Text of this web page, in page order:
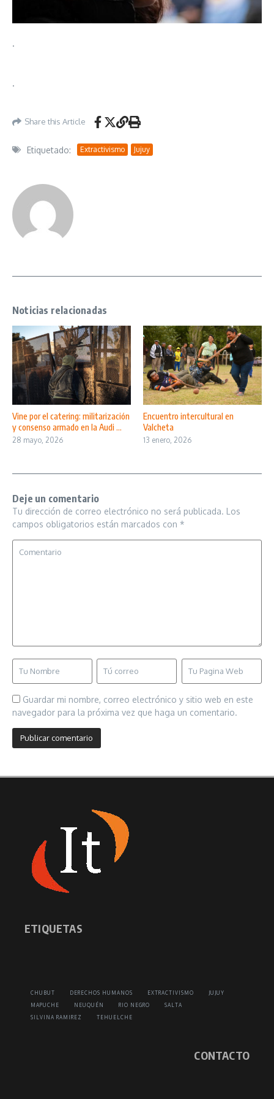
.
.
Share this Article
Etiquetado: Extractivismo Jujuy
Noticias relacionadas
Vine por el catering: militarización
y consenso armado en la Audi ...
28 mayo, 2026
Encuentro intercultural en
Valcheta
13 enero, 2026
Deje un comentario
Tu dirección de correo electrónico no será publicada. Los
campos obligatorios están marcados con *
Guardar mi nombre, correo electrónico y sitio web en este
navegador para la próxima vez que haga un comentario.
ETIQUETAS
CHUBUT DERECHOS HUMANOS EXTRACTIVISMO
JUJUY
MAPUCHE
NEUQUÉN RIO NEGRO
SALTA
SILVINA RAMIREZ
TEHUELCHE
CONTACTO